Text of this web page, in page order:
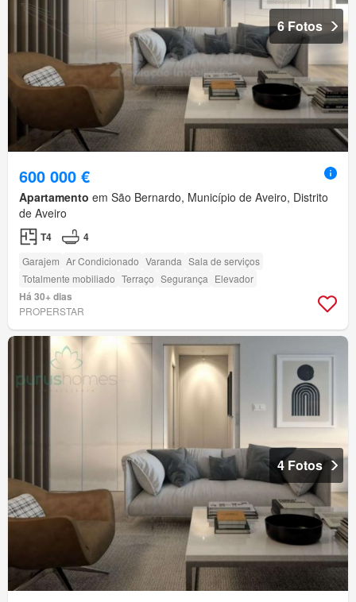
6 Fotos
600 000 €
Apartamento em São Bernardo, Município de Aveiro, Distrito
de Aveiro
T4 4
Garajem Ar Condicionado Varanda Sala de serviços
Totalmente mobiliado Terraço Segurança Elevador
Há 30+ dias
PROPERSTAR
4 Fotos